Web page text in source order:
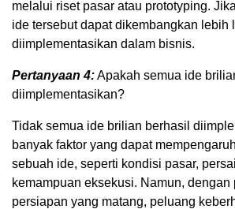
melalui riset pasar atau prototyping.
ide tersebut dapat dikembangkan lebih
diimplementasikan dalam bisnis.
Pertanyaan 4:Apakah semua ide
diimplementasikan?
Tidak semua ide brilian berhasil
banyak faktor yang dapat
sebuah ide, seperti kondisi pasar,
kemampuan eksekusi. Namun, dengan
persiapan yang matang, peluang